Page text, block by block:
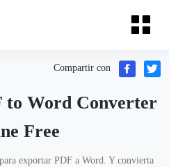
Compartir con
to Word Converter
Free
exportar PDF a Word. Y convierta